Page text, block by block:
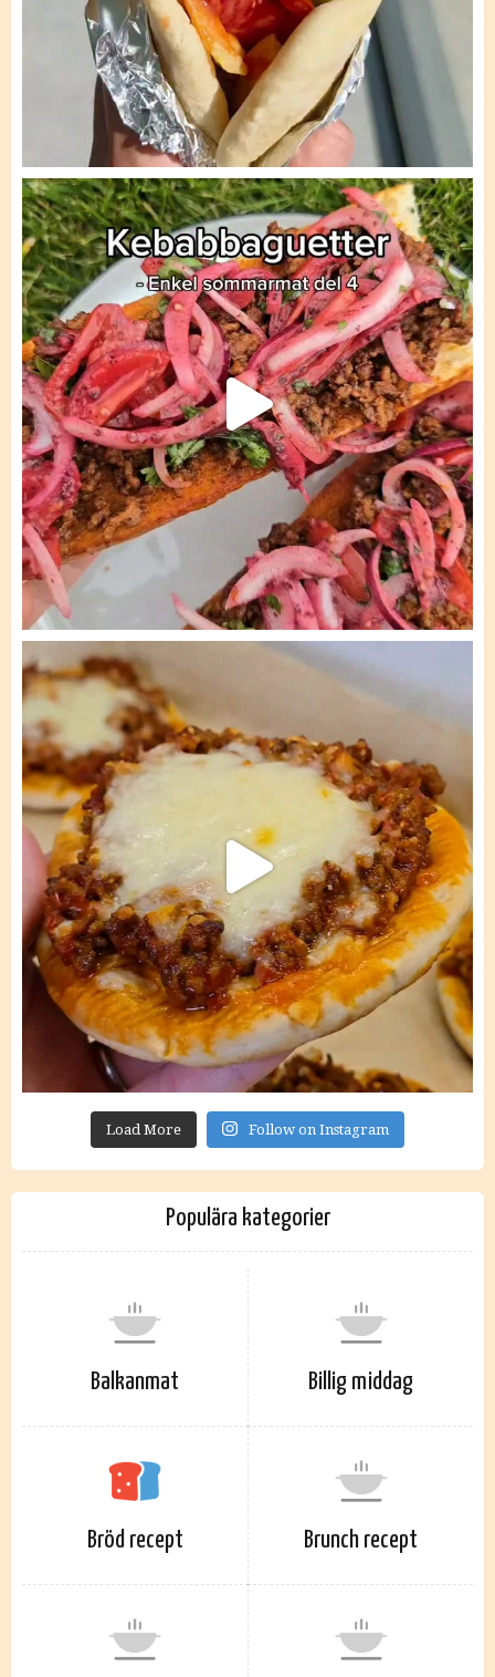
Load More Follow on Instagram
Populära kategorier
Balkanmat Billig middag
Bröd recept Brunch recept